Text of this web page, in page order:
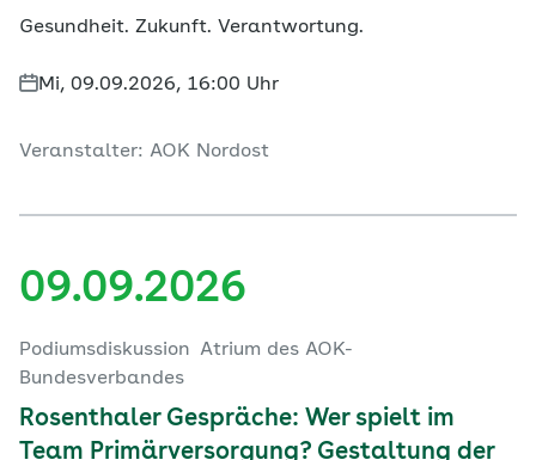
Gesundheit. Zukunft. Verantwortung.
Mi, 09.09.2026, 16:00 Uhr
Veranstalter: AOK Nordost
09.09.2026
Podiumsdiskussion Atrium des AOK-
Bundesverbandes
Rosenthaler Gespräche: Wer spielt im
Team Primärversorgung? Gestaltung der